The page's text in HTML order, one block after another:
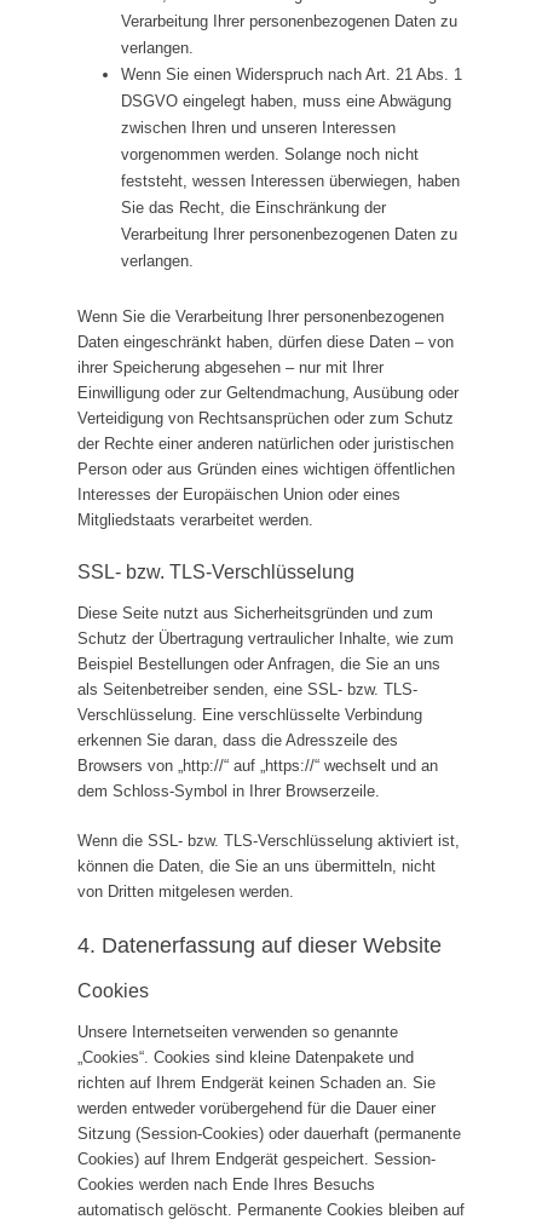
Verarbeitung Ihrer personenbezogenen Daten zu
verlangen.
Wenn Sie einen Widerspruch nach Art. 21 Abs. 1
DSGVO eingelegt haben, muss eine Abwägung
zwischen Ihren und unseren Interessen
vorgenommen werden. Solange noch nicht
feststeht, wessen Interessen überwiegen, haben
Sie das Recht, die Einschränkung der
Verarbeitung Ihrer personenbezogenen Daten zu
verlangen.
Wenn Sie die Verarbeitung Ihrer personenbezogenen
Daten eingeschränkt haben, dürfen diese Daten – von
ihrer Speicherung abgesehen – nur mit Ihrer
Einwilligung oder zur Geltendmachung, Ausübung oder
Verteidigung von Rechtsansprüchen oder zum Schutz
der Rechte einer anderen natürlichen oder juristischen
Person oder aus Gründen eines wichtigen öffentlichen
Interesses der Europäischen Union oder eines
Mitgliedstaats verarbeitet werden.
SSL- bzw. TLS-Verschlüsselung
Diese Seite nutzt aus Sicherheitsgründen und zum
Schutz der Übertragung vertraulicher Inhalte, wie zum
Beispiel Bestellungen oder Anfragen, die Sie an uns
als Seitenbetreiber senden, eine SSL- bzw. TLS-
Verschlüsselung. Eine verschlüsselte Verbindung
erkennen Sie daran, dass die Adresszeile des
Browsers von „http://“ auf „https://“ wechselt und an
dem Schloss-Symbol in Ihrer Browserzeile.
Wenn die SSL- bzw. TLS-Verschlüsselung aktiviert ist,
können die Daten, die Sie an uns übermitteln, nicht
von Dritten mitgelesen werden.
4. Datenerfassung auf dieser Website
Cookies
Unsere Internetseiten verwenden so genannte
„Cookies“. Cookies sind kleine Datenpakete und
richten auf Ihrem Endgerät keinen Schaden an. Sie
werden entweder vorübergehend für die Dauer einer
Sitzung (Session-Cookies) oder dauerhaft (permanente
Cookies) auf Ihrem Endgerät gespeichert. Session-
Cookies werden nach Ende Ihres Besuchs
automatisch gelöscht. Permanente Cookies bleiben auf